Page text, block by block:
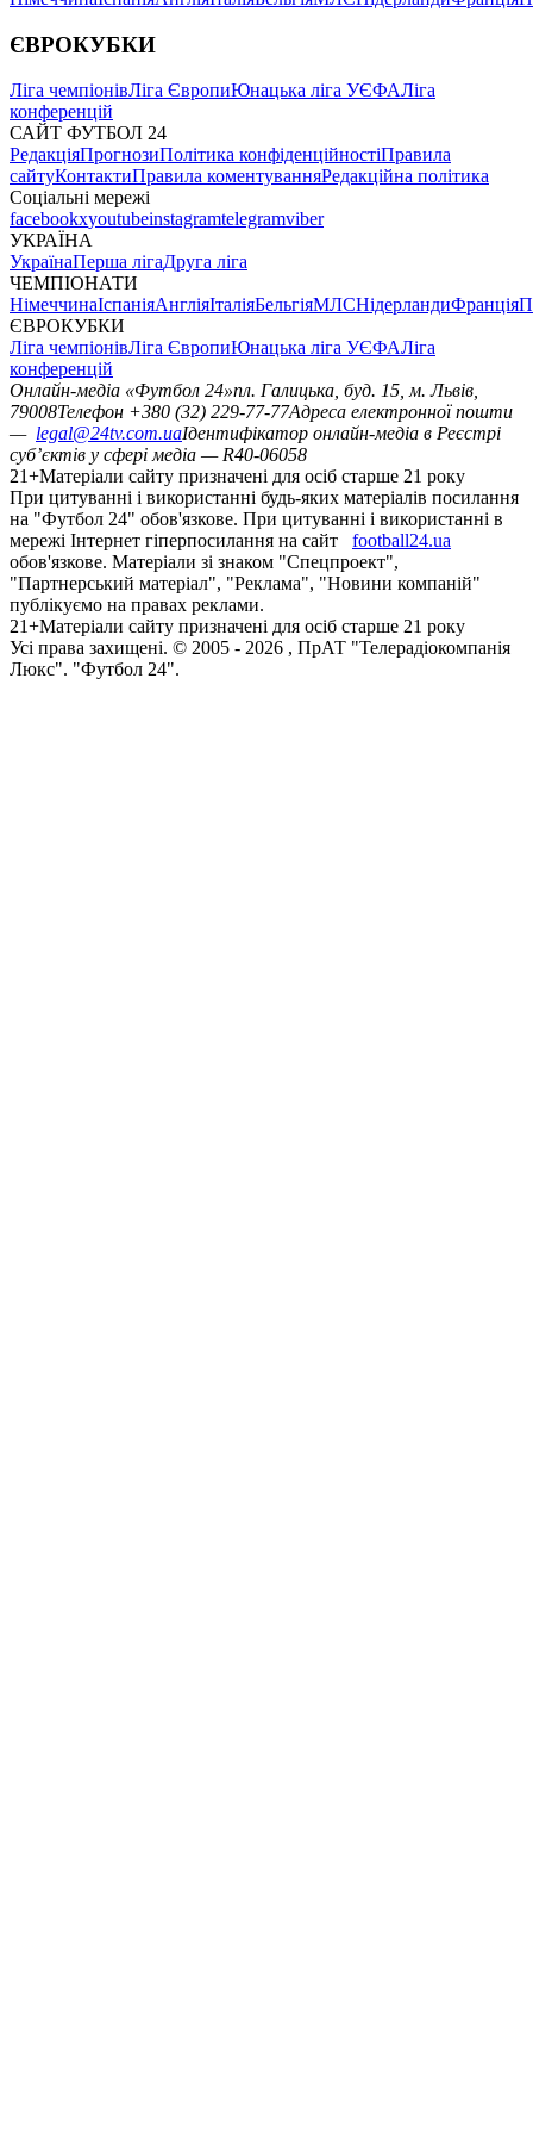
ЄВРОКУБКИ
Ліга чемпіонівЛіга ЄвропиЮнацька ліга УЄФАЛіга
конференцій
САЙТ ФУТБОЛ 24
РедакціяПрогнозиПолітика конфіденційностіПравила
сайтуКонтактиПравила коментуванняРедакційна політика
Соціальні мережі
facebookxyoutubeinstagramtelegramviber
УКРАЇНА
УкраїнаПерша лігаДруга ліга
ЧЕМПІОНАТИ
НімеччинаІспаніяАнгліяІталіяБельгіяМЛСНідерландиФранція
ЄВРОКУБКИ
Ліга чемпіонівЛіга ЄвропиЮнацька ліга УЄФАЛіга
конференцій
Онлайн-медіа «Футбол 24»пл. Галицька, буд. 15, м. Львів,
79008Телефон +380 (32) 229-77-77Адреса електронної пошти
— legal@24tv.com.uaІдентифікатор онлайн-медіа в Реєстрі
суб’єктів у сфері медіа — R40-06058
21+Матеріали сайту призначені для осіб старше 21 року
При цитуванні і використанні будь-яких матеріалів посилання
на "Футбол 24" обов'язкове. При цитуванні і використанні в
мережі Інтернет гіперпосилання на сайт
football24.ua
обов'язкове. Матеріали зі знаком "Спецпроект",
"Партнерський матеріал", "Реклама", "Новини компаній"
публікуємо на правах реклами.
21+Матеріали сайту призначені для осіб старше 21 року
Усi права захищенi. © 2005 - 2026 , ПрАТ "Телерадіокомпанія
Люкс". "Футбол 24".